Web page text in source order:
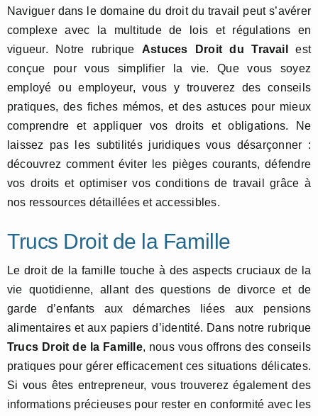
Naviguer dans le domaine du droit du travail peut s’avérer
complexe avec la multitude de lois et régulations en
vigueur. Notre rubrique Astuces Droit du Travail
est
conçue pour vous simplifier la vie. Que vous soyez
employé ou employeur, vous y trouverez des conseils
pratiques, des fiches mémos, et des astuces pour mieux
comprendre et appliquer vos droits et obligations. Ne
laissez pas les subtilités juridiques vous désarçonner :
découvrez comment éviter les pièges courants, défendre
vos droits et optimiser vos conditions de travail grâce à
nos ressources détaillées et accessibles.
Trucs Droit de la Famille
Le droit de la famille touche à des aspects cruciaux de la
vie quotidienne, allant des questions de divorce et de
garde d’enfants aux démarches liées aux pensions
alimentaires et aux papiers d’identité. Dans notre rubrique
Trucs Droit de la Famille, nous vous offrons des conseils
pratiques pour gérer efficacement ces situations délicates.
Si vous êtes entrepreneur, vous trouverez également des
informations précieuses pour rester en conformité avec les